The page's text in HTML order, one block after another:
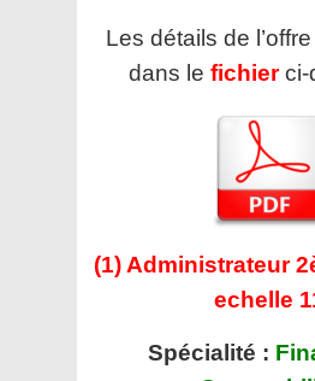
Les détails de
dans le fichier ci-
(1) Administrateur
echelle
Spécialité :